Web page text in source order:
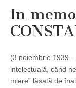
In
(3 noiembrie 1939
intelectuală, când
miere” lăsată de